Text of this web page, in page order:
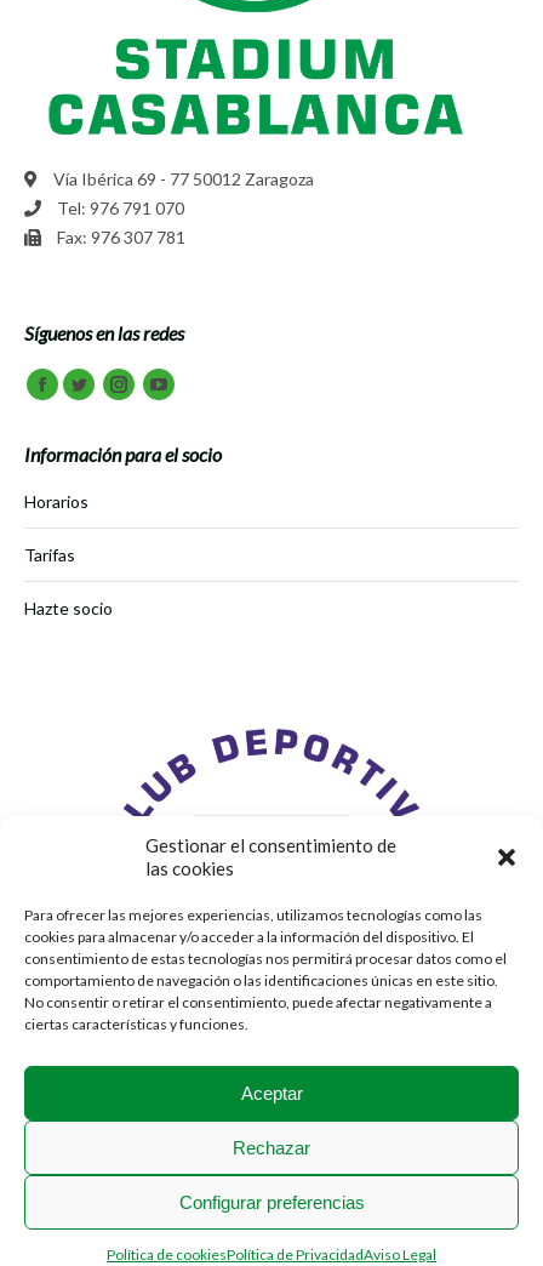
Gestionar el consentimiento de
las cookies
Para ofrecer las mejores experiencias, utilizamos tecnologías como las
cookies para almacenar y/o acceder a la información del dispositivo. El
consentimiento de estas tecnologías nos permitirá procesar datos como el
comportamiento de navegación o las identificaciones únicas en este sitio.
No consentir o retirar el consentimiento, puede afectar negativamente a
ciertas características y funciones.
Aceptar
Rechazar
Configurar preferencias
Política de cookiesPolítica de PrivacidadAviso Legal
Vía Ibérica 69 - 77 50012 Zaragoza
Tel: 976 791 070
Fax: 976 307 781
Síguenos en las redes
Encuéntranos en:
Facebook
TwitterInstagramYoutube
Información para el socio
Horarios
Tarifas
Hazte socio
2018 © Stadium Casablanca
Menú Legal